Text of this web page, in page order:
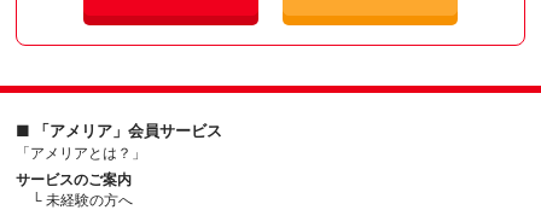
■ 「アメリア」会員サービス
「アメリアとは？」
サービスのご案内
└ 未経験の方へ